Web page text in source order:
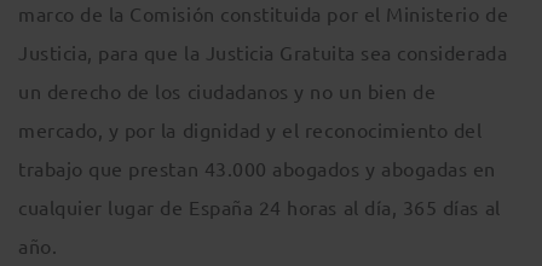
marco de la Comisión constituida por el Ministerio de
Justicia, para que la Justicia Gratuita sea considerada
un derecho de los ciudadanos y no un bien de
mercado, y por la dignidad y el reconocimiento del
trabajo que prestan 43.000 abogados y abogadas en
cualquier lugar de España 24 horas al día, 365 días al
año.